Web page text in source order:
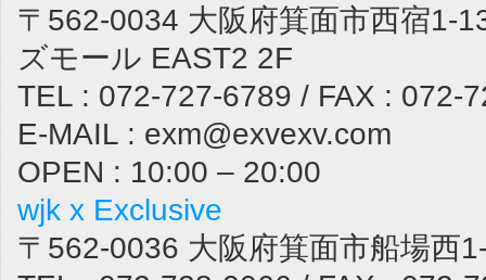
〒562-0034 大阪府箕面市西宿1-
ズモール EAST2 2F
TEL : 072-727-6789 / FAX : 072-
E-MAIL : exm@exvexv.com
OPEN : 10:00 – 20:00
wjk x Exclusive
〒562-0036 大阪府箕面市船場西